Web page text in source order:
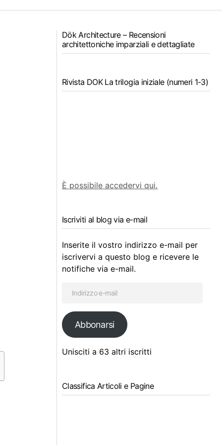
Dök Architecture – Recensioni
architettoniche imparziali e dettagliate
Rivista DOK La trilogia iniziale (numeri 1-3)
È possibile accedervi qui.
Iscriviti al blog via e-mail
Inserite il vostro indirizzo e-mail per
iscrivervi a questo blog e ricevere le
notifiche via e-mail.
Abbonarsi
Unisciti a 63 altri iscritti
Classifica Articoli e Pagine